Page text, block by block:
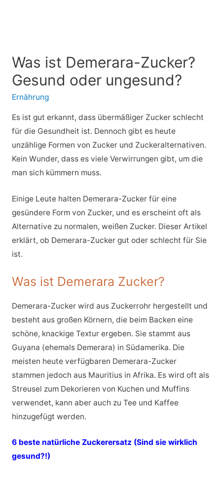
Was ist Demerara-Zucker?
Gesund oder ungesund?
Ernährung
Es ist gut erkannt, dass übermäßiger Zucker schlecht
für die Gesundheit ist. Dennoch gibt es heute
unzählige Formen von Zucker und Zuckeralternativen.
Kein Wunder, dass es viele Verwirrungen gibt, um die
man sich kümmern muss.
Einige Leute halten Demerara-Zucker für eine
gesündere Form von Zucker, und es erscheint oft als
Alternative zu normalen, weißen Zucker. Dieser Artikel
erklärt, ob Demerara-Zucker gut oder schlecht für Sie
ist.
Was ist Demerara Zucker?
Demerara-Zucker wird aus Zuckerrohr hergestellt und
besteht aus großen Körnern, die beim Backen eine
schöne, knackige Textur ergeben. Sie stammt aus
Guyana (ehemals Demerara) in Südamerika. Die
meisten heute verfügbaren Demerara-Zucker
stammen jedoch aus Mauritius in Afrika. Es wird oft als
Streusel zum Dekorieren von Kuchen und Muffins
verwendet, kann aber auch zu Tee und Kaffee
hinzugefügt werden.
6 beste natürliche Zuckerersatz (Sind sie wirklich
gesund?!)